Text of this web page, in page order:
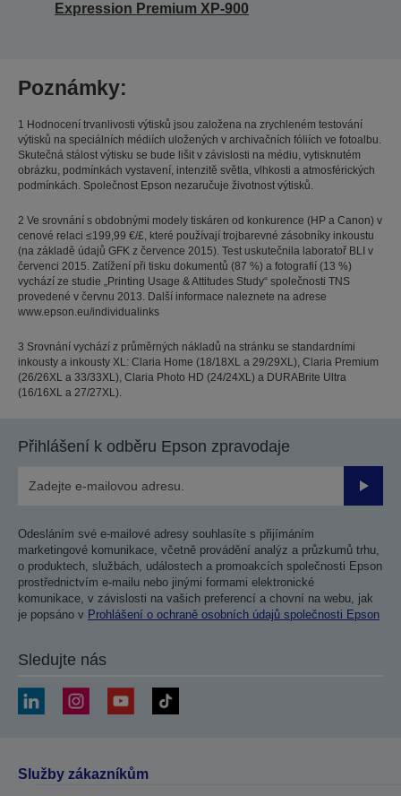
Expression Premium XP-900
Poznámky:
1 Hodnocení trvanlivosti výtisků jsou založena na zrychleném testování
výtisků na speciálních médiích uložených v archivačních fóliích ve fotoalbu.
Skutečná stálost výtisku se bude lišit v závislosti na médiu, vytisknutém
obrázku, podmínkách vystavení, intenzitě světla, vlhkosti a atmosférických
podmínkách. Společnost Epson nezaručuje životnost výtisků.
2 Ve srovnání s obdobnými modely tiskáren od konkurence (HP a Canon) v
cenové relaci ≤199,99 €/£, které používají trojbarevné zásobníky inkoustu
(na základě údajů GFK z července 2015). Test uskutečnila laboratoř BLI v
červenci 2015. Zatížení při tisku dokumentů (87 %) a fotografií (13 %)
vychází ze studie „Printing Usage & Attitudes Study“ společnosti TNS
provedené v červnu 2013. Další informace naleznete na adrese
www.epson.eu/individualinks
3 Srovnání vychází z průměrných nákladů na stránku se standardními
inkousty a inkousty XL: Claria Home (18/18XL a 29/29XL), Claria Premium
(26/26XL a 33/33XL), Claria Photo HD (24/24XL) a DURABrite Ultra
(16/16XL a 27/27XL).
Přihlášení k odběru Epson zpravodaje
Odesláním své e-mailové adresy souhlasíte s přijímáním
marketingové komunikace, včetně provádění analýz a průzkumů trhu,
o produktech, službách, událostech a promoakcích společnosti Epson
prostřednictvím e-mailu nebo jinými formami elektronické
komunikace, v závislosti na vašich preferencí a chovní na webu, jak
je popsáno v Prohlášení o ochraně osobních údajů společnosti Epson
Sledujte nás
Služby zákazníkům